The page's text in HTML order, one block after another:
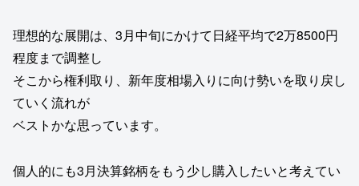
理想的な展開は、3月中旬にかけて日経平均で2万8500円
程度まで調整し
そこから権利取り、新年度相場入りに向け勢いを取り戻し
ていく流れが
ベストかな思っています。
個人的にも3月決算銘柄をもう少し購入したいと考えてい